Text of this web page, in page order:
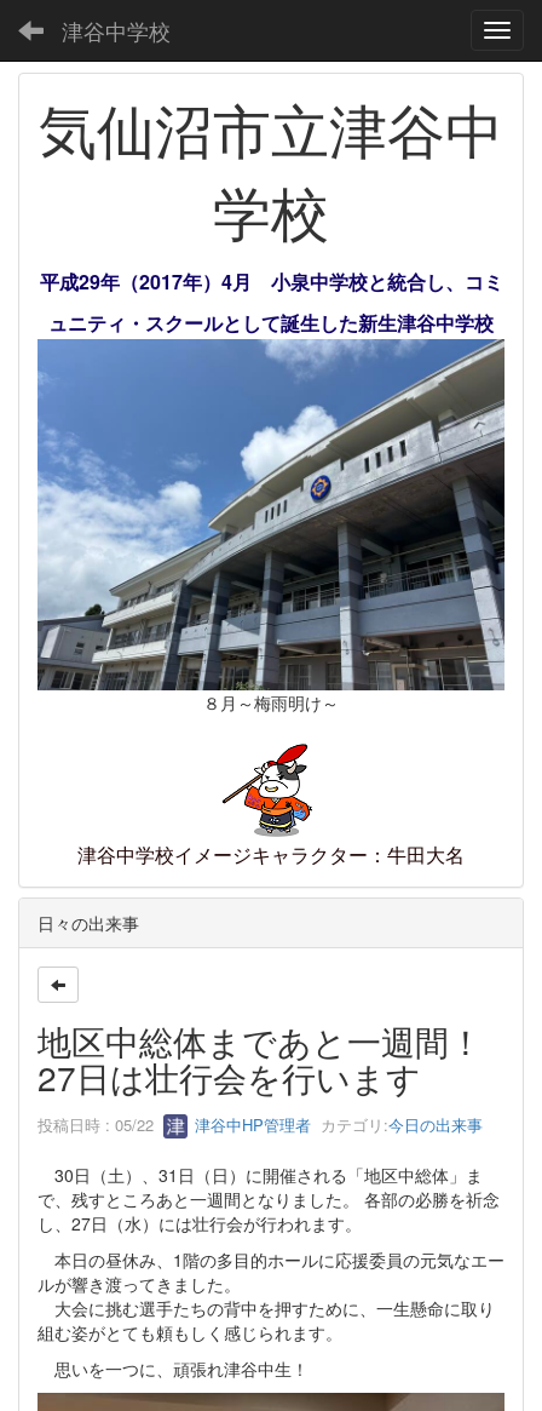
津谷中学校
気仙沼市立津谷中
学校
平成29年（2017年）4月 小泉中学校と統合し、コミ
ュニティ・スクールとして誕生した新生津谷中学校
８月～梅雨明け～
津谷中学校イメージキャラクター：牛田大名
日々の出来事
地区中総体まであと一週間！
27日は壮行会を行います
投稿日時 : 05/22 津谷中HP管理者 カテゴリ:今日の出来事
30日（土）、31日（日）に開催される「地区中総体」ま
で、残すところあと一週間となりました。 各部の必勝を祈念
し、27日（水）には壮行会が行われます。
本日の昼休み、1階の多目的ホールに応援委員の元気なエー
ルが響き渡ってきました。
大会に挑む選手たちの背中を押すために、一生懸命に取り
組む姿がとても頼もしく感じられます。
思いを一つに、頑張れ津谷中生！